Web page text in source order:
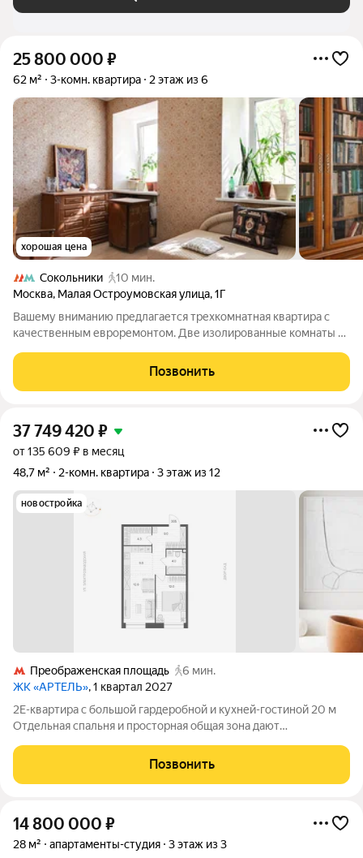
25 800 000 ₽
62 м² 3-комн. квартира 2 этаж из 6
хорошая цена
Сокольники
10 мин.
Москва, Малая Остроумовская улица,1Г
Вашему вниманию предлагается трехкомнатная квартира с
качественным евроремонтом. Две изолированные комнаты и
санузел. Просторный коридор. В комнатах по два окна.
Широкие подоконники. Дом расположен
Позвонить
37 749 420 ₽
от 135 609 ₽ в месяц
48,7 м²
2-комн. квартира 3 этаж из 12
новостройка
Преображенская площадь
6 мин.
ЖК «АРТЕЛЬ», 1 квартал 2027
2Е-квартира с большой гардеробной и кухней-гостиной 20 м
Отдельная спальня и просторная общая зона дают
Позвонить
14 800 000 ₽
28 м² апартаменты-студия 3 этаж из 3